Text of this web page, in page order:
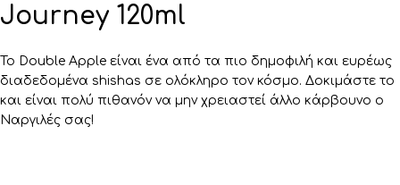
Journey 120ml
Το Double Apple είναι ένα από τα πιο δημοφιλή και ευρέως
διαδεδομένα shishas σε ολόκληρο τον κόσμο. Δοκιμάστε το
και είναι πολύ πιθανόν να μην χρειαστεί άλλο κάρβουνο ο
Ναργιλές σας!